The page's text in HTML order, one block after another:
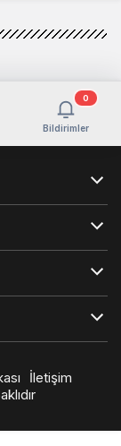
Bildirimler
0
İletişim